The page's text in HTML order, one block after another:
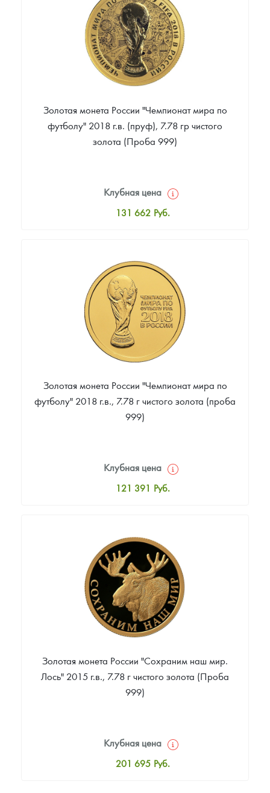
Звоните
Золотая монета России "Чемпионат мира по
футболу" 2018 г.в. (пруф), 7.78 гр чистого
золота (Проба 999)
Клубная цена
131 662 Руб.
Цена выкупа
Звоните
Золотая монета России "Чемпионат мира по
футболу" 2018 г.в., 7.78 г чистого золота (проба
999)
Клубная цена
121 391 Руб.
Цена выкупа
Звоните
Золотая монета России "Сохраним наш мир.
Лось" 2015 г.в., 7.78 г чистого золота (Проба
999)
Клубная цена
201 695 Руб.